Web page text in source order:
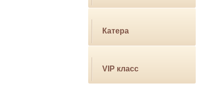
Катера
VIP класс